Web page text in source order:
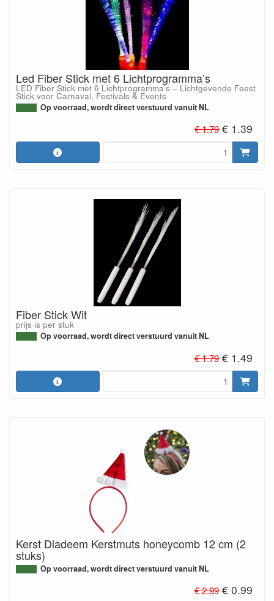
Led Fiber Stick met 6 Lichtprogramma’s
LED Fiber Stick met 6 Lichtprogramma’s – Lichtgevende Feest
Stick voor Carnaval, Festivals & Events
Op voorraad, wordt direct verstuurd vanuit NL
€ 1.79 € 1.39
Fiber Stick Wit
prijs is per stuk
Op voorraad, wordt direct verstuurd vanuit NL
€ 1.79 € 1.49
Kerst Diadeem Kerstmuts honeycomb 12 cm (2
stuks)
Op voorraad, wordt direct verstuurd vanuit NL
€ 2.99 € 0.99